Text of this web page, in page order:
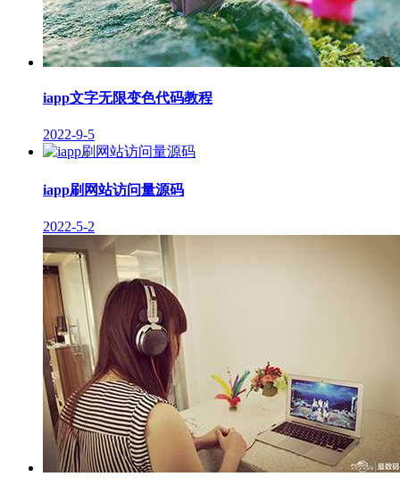
iapp文字无限变色代码教程
2022-9-5
iapp刷网站访问量源码
2022-5-2